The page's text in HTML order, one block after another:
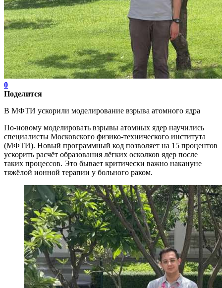
0
Поделится
В МФТИ ускорили моделирование взрыва атомного ядра
По-новому моделировать взрывы атомных ядер научились
специалисты Московского физико-технического института
(МФТИ). Новый программный код позволяет на 15 процентов
ускорить расчёт образования лёгких осколков ядер после
таких процессов. Это бывает критически важно накануне
тяжёлой ионной терапии у больного раком.